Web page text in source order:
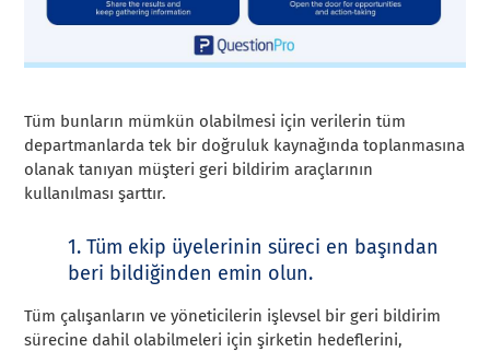
Tüm bunların mümkün olabilmesi için verilerin tüm
departmanlarda tek bir doğruluk kaynağında toplanmasına
olanak tanıyan müşteri geri bildirim araçlarının
kullanılması şarttır.
1. Tüm ekip üyelerinin süreci en başından
beri bildiğinden emin olun.
Tüm çalışanların ve yöneticilerin işlevsel bir geri bildirim
sürecine dahil olabilmeleri için şirketin hedeflerini,